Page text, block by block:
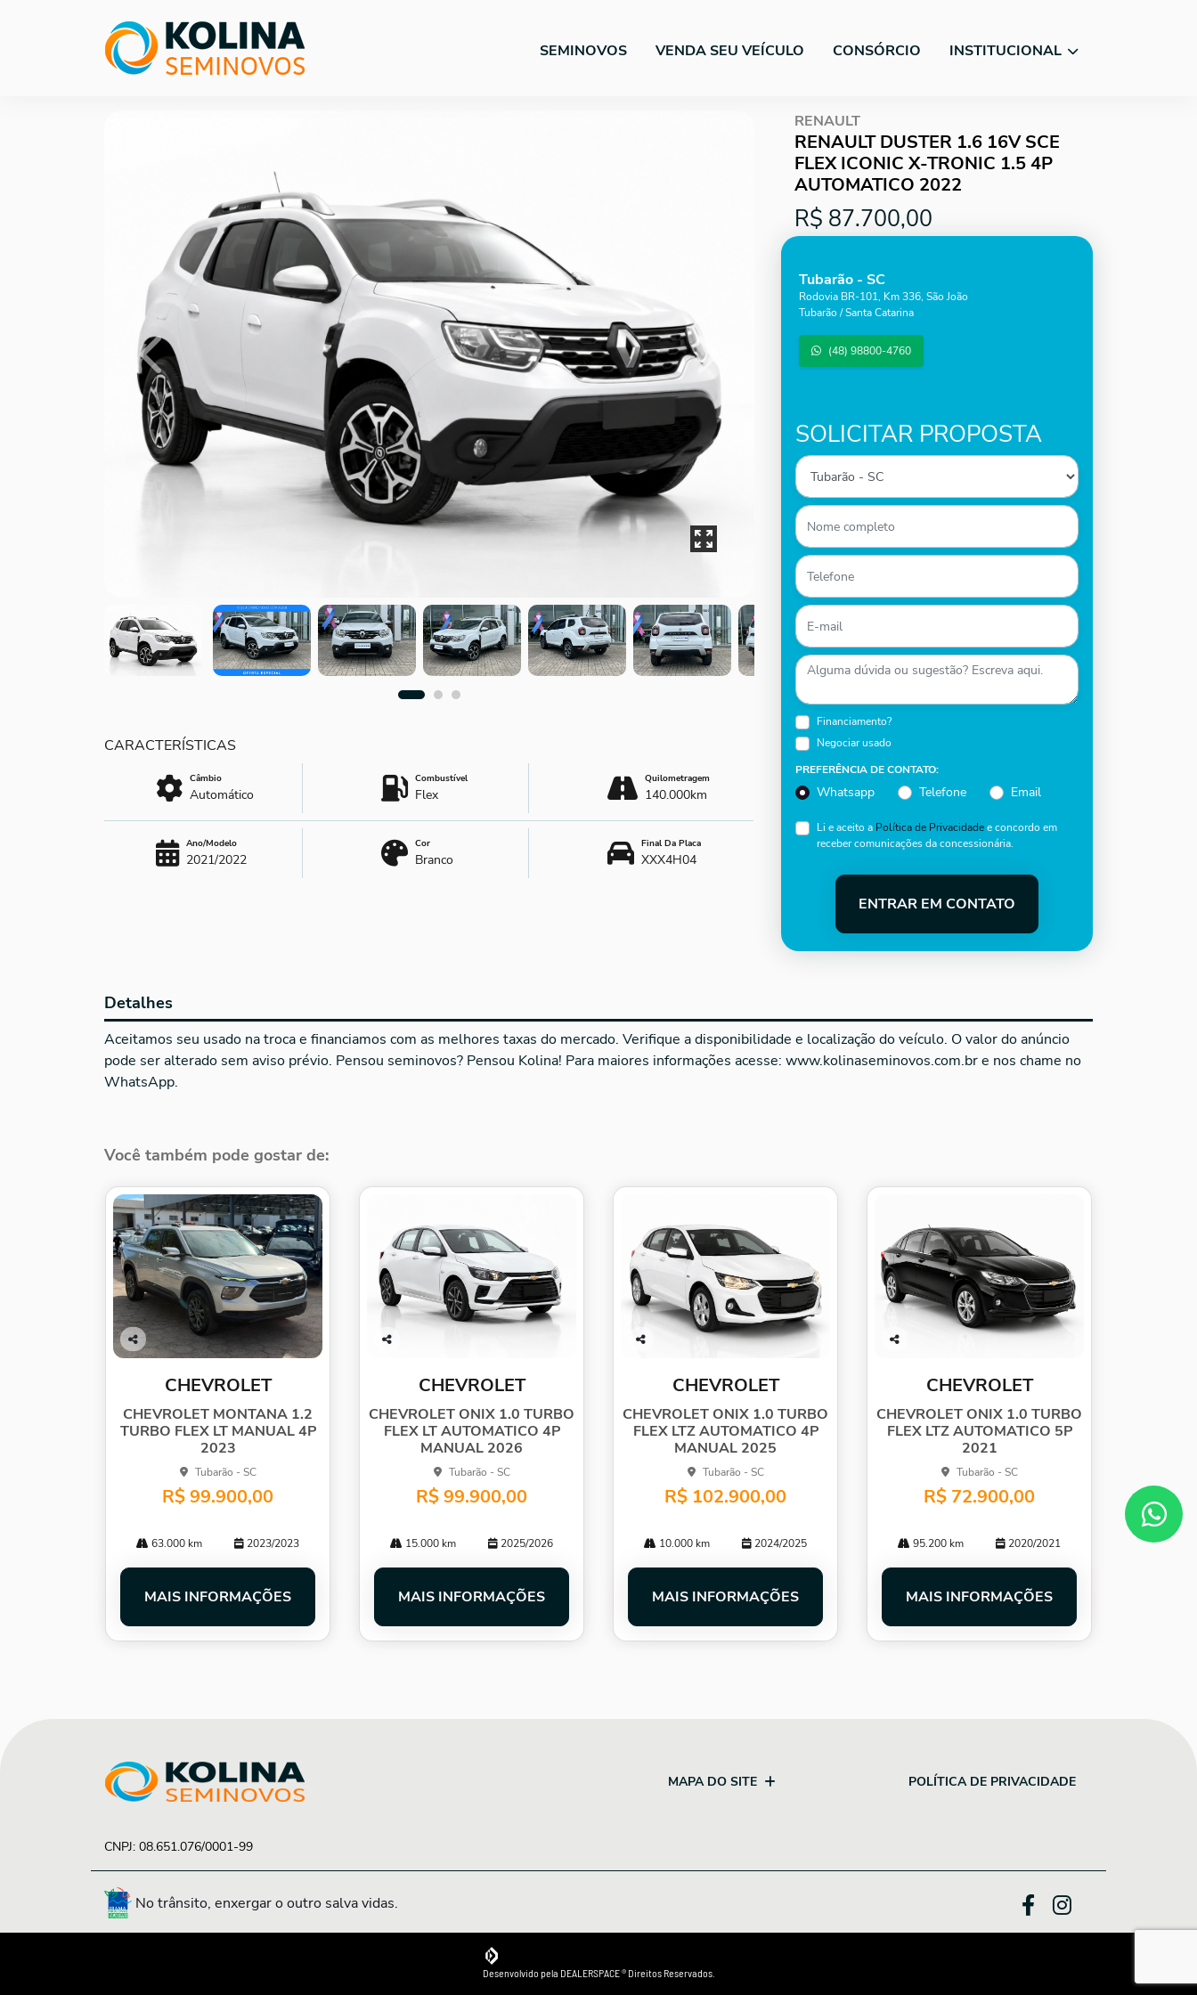
SEMINOVOS VENDA SEU VEÍCULO CONSÓRCIO INSTITUCIONAL
RENAULT
RENAULT DUSTER 1.6 16V SCE
FLEX ICONIC X-TRONIC 1.5 4P
AUTOMATICO 2022
R$ 87.700,00
Tubarão - SC
Rodovia BR-101, Km 336, São João
Tubarão / Santa Catarina
(48) 98800-4760
SOLICITAR PROPOSTA
Financiamento?
Negociar usado
PREFERÊNCIA DE CONTATO:
Whatsapp Telefone Email
Li e aceito a Política de Privacidadee concordo em
receber comunicações da concessionária.
ENTRAR EM CONTATO
Previous Next
Câmbio
Automático
Combustível
Flex
Quilometragem
140.000km
Ano/Modelo
2021/2022
Cor
Branco
Final Da Placa
XXX4H04
Detalhes
Aceitamos seu usado na troca e financiamos com as melhores taxas do mercado. Verifique a disponibilidade e localização do veículo. O valor do anúncio
pode ser alterado sem aviso prévio. Pensou seminovos? Pensou Kolina! Para maiores informações acesse: www.kolinaseminovos.com.br e nos chame no
WhatsApp.
Você também pode gostar de:
Co
CHEVROLET
CHEVROLET MONTANA 1.2
TURBO FLEX LT MANUAL 4P
2023
Tubarão - SC
R$ 99.900,00
63.000 km 2023/2023
MAIS INFORMAÇÕES
CHEVROLET
CHEVROLET ONIX 1.0 TURBO
FLEX LT AUTOMATICO 4P
MANUAL 2026
Tubarão - SC
R$ 99.900,00
15.000 km 2025/2026
MAIS INFORMAÇÕES
CHEVROLET
CHEVROLET ONIX 1.0 TURBO
FLEX LTZ AUTOMATICO 4P
MANUAL 2025
Tubarão - SC
R$ 102.900,00
10.000 km 2024/2025
MAIS INFORMAÇÕES
CHEVROLET
CHEVROLET ONIX 1.0 TURBO
FLEX LTZ AUTOMATICO 5P
2021
Tubarão - SC
R$ 72.900,00
95.200 km 2020/2021
MAIS INFORMAÇÕES
MAPA DO SITE POLÍTICA DE PRIVACIDADE
CNPJ: 08.651.076/0001-99
No trânsito, enxergar o outro salva vidas.
Desenvolvido pela DEALERSPACE ® Direitos Reservados.